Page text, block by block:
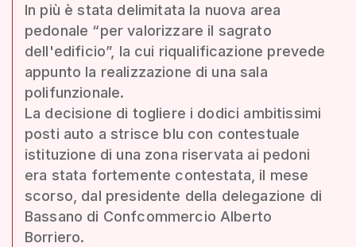
In più è stata delimitata la nuova area
pedonale “per valorizzare il sagrato
dell'edificio”, la cui riqualificazione prevede
appunto la realizzazione di una sala
polifunzionale.
La decisione di togliere i dodici ambitissimi
posti auto a strisce blu con contestuale
istituzione di una zona riservata ai pedoni
era stata fortemente contestata, il mese
scorso, dal presidente della delegazione di
Bassano di Confcommercio Alberto
Borriero.